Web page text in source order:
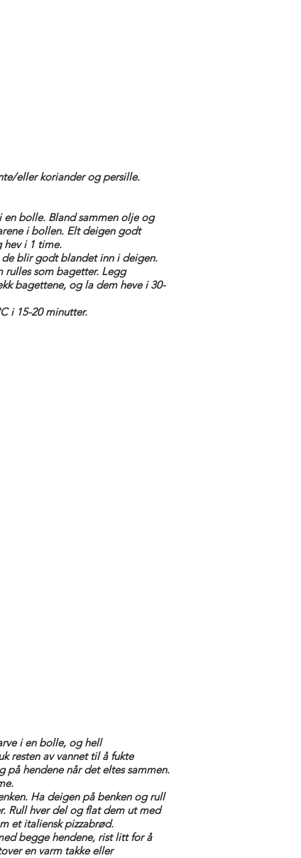
eller koriander og persille.
bolle. Bland sammen olje og
i bollen. Elt deigen godt
hev i 1 time.
blir godt blandet inn i deigen.
rulles som bagetter. Legg
bagettene, og la dem heve i 30-
i 15-20 minutter.
i en bolle, og hell
resten av vannet til å fukte
på hendene når det eltes sammen.
Ha deigen på benken og rull
Rull hver del og flat dem ut med
et italiensk pizzabrød.
begge hendene, rist litt for å
en varm takke eller